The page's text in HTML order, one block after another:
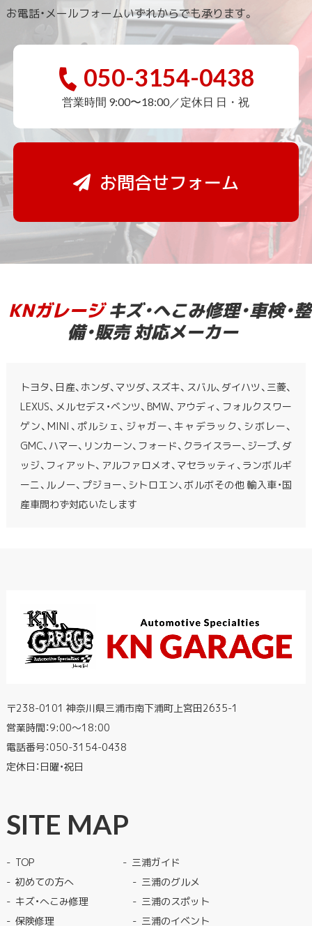
お電話・メールフォームいずれからでも承ります。
050-3154-0438
営業時間 9:00〜18:00／定休日 日・祝
お問合せフォーム
KNガレージキズ・へこみ修理・車検・整
備・販売 対応メーカー
トヨタ、日産、ホンダ、マツダ、スズキ、スバル、ダイハツ、三菱、
LEXUS、メルセデス・ベンツ、BMW、アウディ、フォルクスワー
ゲン、MINI、ポルシェ、ジャガー、キャデラック、シボレー、
GMC、ハマー、リンカーン、フォード、クライスラー、ジープ、ダ
ッジ、フィアット、アルファロメオ、マセラッティ、ランボルギ
ーニ、ルノー、プジョー、シトロエン、ボルボその他 輸入車・国
産車問わず対応いたします
〒238-0101 神奈川県三浦市南下浦町上宮田2635-1
営業時間：9:00〜18:00
電話番号：050-3154-0438
定休日：日曜・祝日
SITE MAP
TOP
初めての方へ
キズ・へこみ修理
保険修理
三浦ガイド
三浦のグルメ
三浦のスポット
三浦のイベント